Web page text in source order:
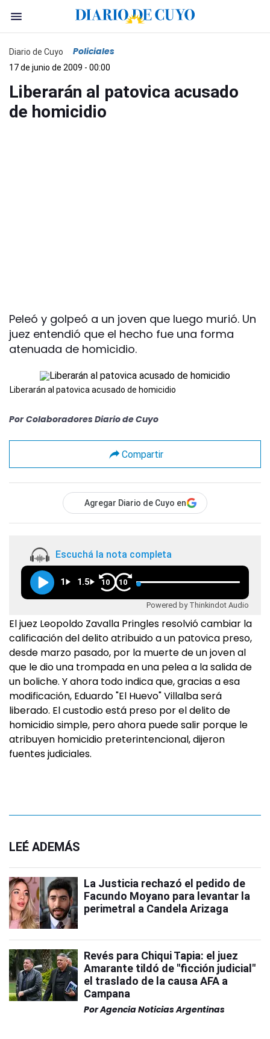
Diario de Cuyo Policiales
17 de junio de 2009 - 00:00
Liberarán al patovica acusado
de homicidio
Peleó y golpeó a un joven que luego murió. Un
juez entendió que el hecho fue una forma
atenuada de homicidio.
Liberarán al patovica acusado de homicidio
Por Colaboradores Diario de Cuyo
Compartir
Agregar Diario de Cuyo en
Escuchá la nota completa
1 1.5 10 10
Powered by Thinkindot Audio
El juez Leopoldo Zavalla Pringles resolvió cambiar la
calificación del delito atribuido a un patovica preso,
desde marzo pasado, por la muerte de un joven al
que le dio una trompada en una pelea a la salida de
un boliche. Y ahora todo indica que, gracias a esa
modificación, Eduardo "El Huevo" Villalba será
liberado. El custodio está preso por el delito de
homicidio simple, pero ahora puede salir porque le
atribuyen homicidio preterintencional, dijeron
fuentes judiciales.
LEÉ ADEMÁS
La Justicia rechazó el pedido de
Facundo Moyano para levantar la
perimetral a Candela Arizaga
Revés para Chiqui Tapia: el juez
Amarante tildó de "ficción judicial"
el traslado de la causa AFA a
Campana
PorAgencia Noticias Argentinas